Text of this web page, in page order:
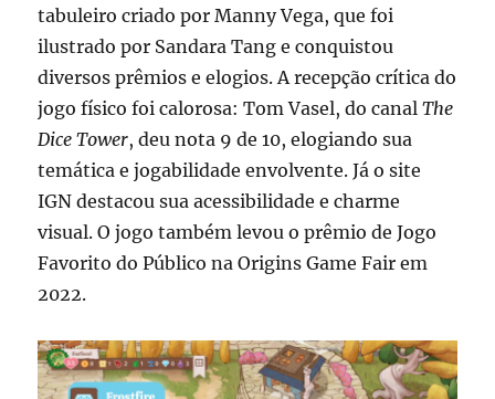
tabuleiro criado por Manny Vega, que foi
ilustrado por Sandara Tang e conquistou
diversos prêmios e elogios. A recepção crítica do
jogo físico foi calorosa: Tom Vasel, do canalThe
Dice Tower, deu nota 9 de 10, elogiando sua
temática e jogabilidade envolvente. Já o site
IGN destacou sua acessibilidade e charme
visual. O jogo também levou o prêmio de Jogo
Favorito do Público na Origins Game Fair em
2022.